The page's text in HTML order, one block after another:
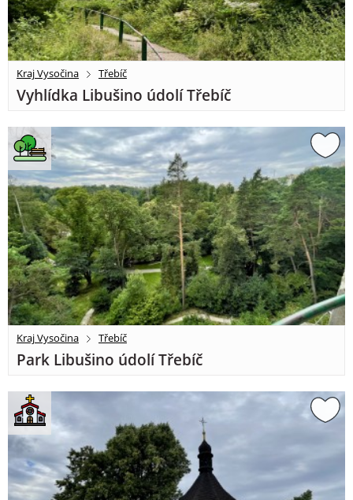
Kraj Vysočina Třebíč
Vyhlídka Libušino údolí Třebíč
Kraj Vysočina Třebíč
Park Libušino údolí Třebíč